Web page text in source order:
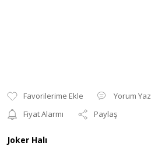
Yorum Yaz
Fiyat Alarmı
Paylaş
Joker Halı